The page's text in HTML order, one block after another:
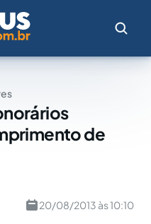
de
20/08/2013 às 10:10